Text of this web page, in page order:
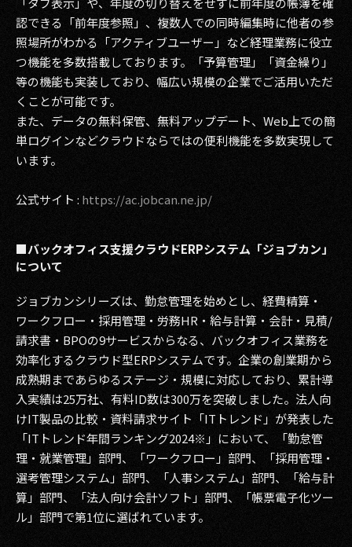
認できる「前年度参照」、複数人での同時編集時に他者の参
照場所がわかる「アクティブユーザー」など経理業務に役立
つ機能を多数搭載しております。「予算管理」「資金繰り」
等の機能も実装しており、幅広い規模の企業でご活用いただ
くことが可能です。
また、データの無料保管、無料アップデート、Web上での簡
単ログインなどクラウドならではの便利機能を多数実現して
います。
公式サイト : https://ac.jobcan.ne.jp/
■バックオフィス支援クラウドERPシステム「ジョブカン」
について
ジョブカンシリーズは、勤怠管理を始めとし、経費精算・
ワークフロー・採用管理・労務HR・給与計算・会計・見積/
請求書・BPOの9サービスからなる、バックオフィス業務を
効率化するクラウド型ERPシステムです。企業の創業期から
成熟期まであらゆるステージ・規模に対応しており、累計導
入実績は25万社、有料ID数は300万を突破しました。法人向
けIT製品の比較・資料請求サイト「ITトレンド」が発表した
「ITトレンド年間ランキング2024※」において、「勤怠管
理・就業管理」部門、「ワークフロー」部門、「採用管理・
選考管理システム」部門、「人事システム」部門、「給与計
算」部門、「法人向け会計ソフト」部門、「帳票電子化ツー
ル」部門で第1位に選ばれています。